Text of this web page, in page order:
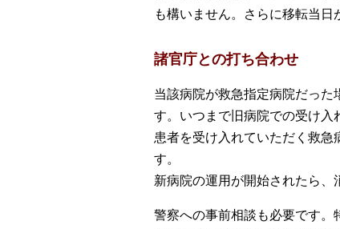
も構いません。さらに移転当日
諸官庁との打ち合わせ
当該病院が救急指定病院だった
す。いつまで旧病院での受け入
患者を受け入れていただく救急
す。
新病院の運用が開始されたら、
警察への事前相談も必要です。